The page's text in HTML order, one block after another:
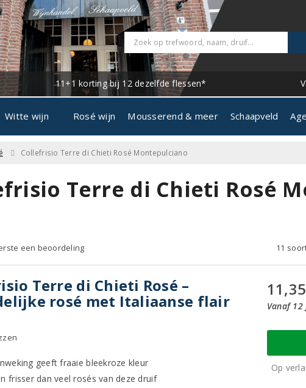
11+1 korting bij 12 dezelfde flessen*
Witte wijn Rosé wijn Mousserend & meer Schaapveld
Collefrisio Terre di Chieti Rosé Montepulciano
Terre di Chieti Rosé
een beoordeling 11
Terre di Chieti Rosé –
rosé met Italiaanse flair
geeft fraaie bleekroze kleur
frisser dan veel rosés van deze druif
11,35
Vanaf 12
Op